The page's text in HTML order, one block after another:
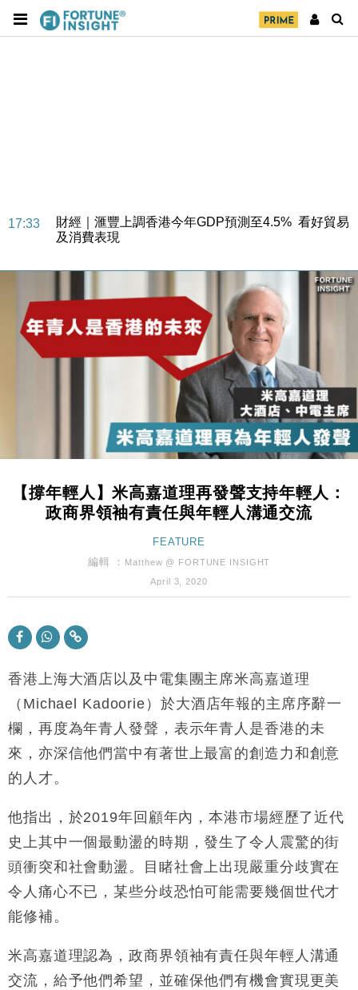
17:33
財經｜滙豐上調香港今年GDP預測至4.5% 看好貿易
及消費表現
16:05
財經｜日經失守6.5萬點後回穩 全周仍升近2%
15:47
財經｜恒隆10月換帥 玩具「反」斗城亞洲CEO蔡德
粦接任
財經｜韓股反覆波動收跌 連挫7周創逾3年最長跌勢
財經｜內地7月美元計價出口增近24%勝預期 貿易順
差達1125億美元
12:44
財經｜日本春季三度入市撐日圓 4月單日斥6.28萬億
11:12
國際｜特朗普料美伊戰事快結束 承認部分彈藥庫存緊
張
財經｜SA售股自救後再出手 斥4億美元押注未上市公
財經｜華僑銀行上半年淨利創新高 中期息增15%至
47仙
17:33
及消費表現
損失近6900萬元
16:05
財經｜日經失守6.5萬點後回穩 全周仍升近2%
15:47
粦接任
15:11
財經｜韓股反覆波動收跌 連挫7周創逾3年最長跌勢
13:44
財經｜內地7月美元計價出口增近24%勝預期 貿易順
差達1125億美元
12:44
財經｜日本春季三度入市撐日圓 4月單日斥6.28萬億
日圓干預創新高
11:12
國際｜特朗普料美伊戰事快結束 承認部分彈藥庫存緊
張
司
【撐年輕人】米高嘉道理再發聲支持年輕人：
政商界領袖有責任與年輕人溝通交流
FEATURE
編輯 ：
Matthew @ FORTUNE INSIGHT
April 3, 2020
香港上海大酒店以及中電集團主席米高嘉道理
（ Michael Kadoorie ）於大酒店年報的主席序辭一
欄，再度為年青人發聲，表示年青人是香港的未
來，亦深信他們當中有著世上最富的創造力和創意
的人才。
他指出，於2019年回顧年內，本港市場經歷了近代
史上其中一個最動盪的時期，發生了令人震驚的街
頭衝突和社會動盪。目睹社會上出現嚴重分歧實在
令人痛心不已，某些分歧恐怕可能需要幾個世代才
能修補。
米高嘉道理認為，政商界領袖有責任與年輕人溝通
交流，給予他們希望，並確保他們有機會實現更美